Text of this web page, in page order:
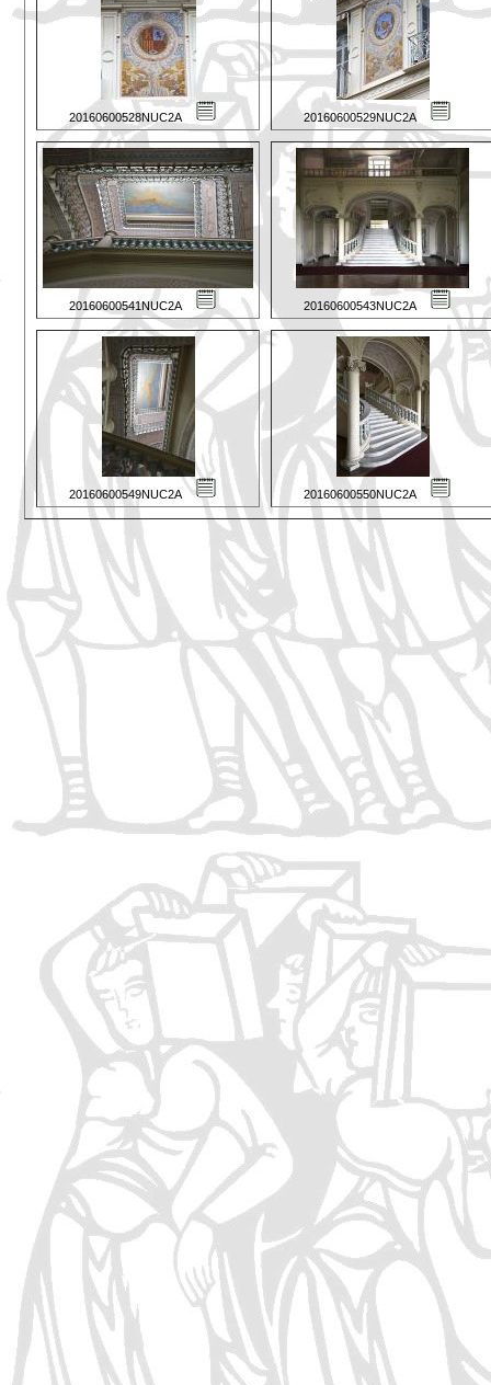
20160600528NUC2A 20160600529NUC2A
20160600541NUC2A 20160600543NUC2A
20160600549NUC2A 20160600550NUC2A